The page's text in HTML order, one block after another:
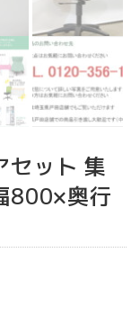
セット 集
800×奥行